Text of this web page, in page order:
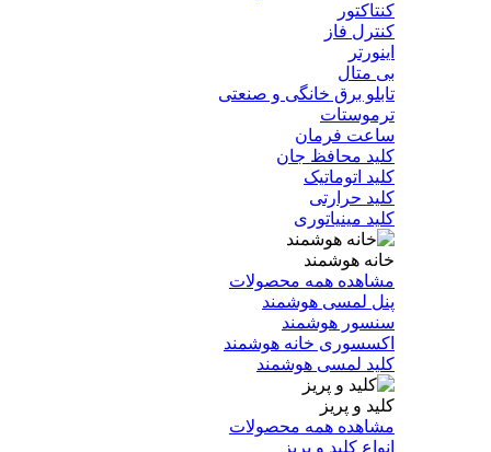
کنتاکتور
کنترل فاز
اینورتر
بی متال
تابلو برق خانگی و صنعتی
ترموستات
ساعت فرمان
کلید محافظ جان
کلید اتوماتیک
کلید حرارتی
کلید مینیاتوری
خانه هوشمند
مشاهده همه محصولات
پنل لمسی هوشمند
سنسور هوشمند
اکسسوری خانه هوشمند
کلید لمسی هوشمند
کلید و پریز
مشاهده همه محصولات
انواع کلید و پریز